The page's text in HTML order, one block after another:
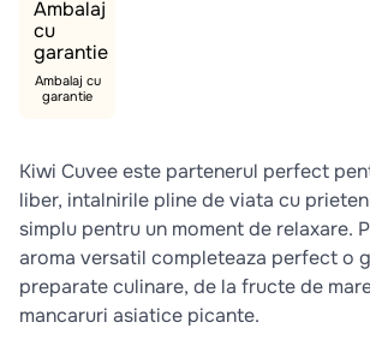
. ceafa
. aripi
croissant
Ambalaj cu
garantie
Kiwi Cuvee este partenerul perfect
liber, intalnirile pline de viata cu
simplu pentru un moment de relaxare.
aroma versatil completeaza perfect o
preparate culinare, de la fructe de
mancaruri asiatice picante.